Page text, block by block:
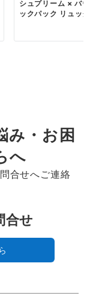
シュプリーム × バウ
ックパック リュック
み・お困
へ
合せへご連絡
合せ